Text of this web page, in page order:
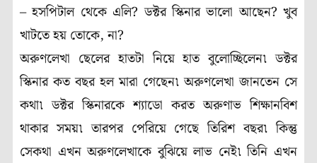
– হসপিটাল থেকে এলি? ডক্টর স্কিনার ভালো আছেন? খুব
খাটতে হয় তোকে, না?
অরুণলেখা ছেলের হাতটা নিয়ে হাত বুলোচ্ছিলেন৷ ডক্টর
স্কিনার কত বছর হল মারা গেছেন৷ অরুণলেখা জানতেন সে
কথা৷ ডক্টর স্কিনারকে শ্যাডো করত অরুণাভ শিক্ষানবিশ
থাকার সময়৷ তারপর পেরিয়ে গেছে তিরিশ বছর৷ কিন্তু
সেকথা এখন অরুণলেখাকে বুঝিয়ে লাভ নেই৷ তিনি এখন